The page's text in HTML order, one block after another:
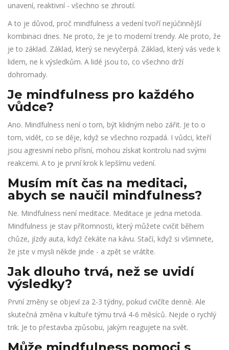
unavení, reaktivní - všechno se zhroutí.
A to je důvod, proč mindfulness a vedení tvoří nejúčinnější
kombinaci dnes. Ne proto, že je to moderní trendy. Ale proto, že
je to základ. Základ, který se nevyčerpá. Základ, který vás vede k
lidem, ne k výsledkům. A lidé jsou to, co všechno drží
dohromady.
Je mindfulness pro každého
vůdce?
Ano. Mindfulness není o tom, být klidným nebo zářit. Je to o
tom, vidět, co se děje, když se všechno rozpadá. I vůdci, kteří
jsou agresivní nebo přísní, mohou získat kontrolu nad svými
reakcemi. A to je první krok k lepšímu vedení.
Musím mít čas na meditaci,
abych se naučil mindfulness?
Ne. Mindfulness není meditace. Meditace je jedna metoda.
Mindfulness je stav přítomnosti, který můžete cvičit během
chůze, jízdy auta, když čekáte na kávu. Stačí, když si všimnete,
že jste v mysli někde jinde - a zpět se vrátíte.
Jak dlouho trvá, než se uvidí
výsledky?
První změny se objeví za 2-3 týdny, pokud cvičíte denně. Ale
skutečná změna v kultuře týmu trvá 4-6 měsíců. Nejde o rychlý
trik. Je to přestavba způsobu, jakým reagujete na svět.